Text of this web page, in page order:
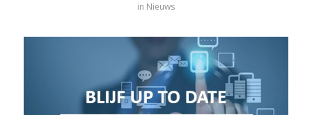
in Nieuws